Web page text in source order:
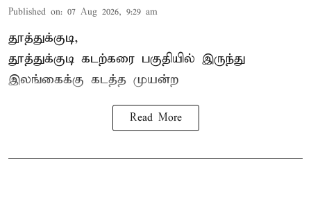
Published on: 07 Aug 2026, 9:29 am
தூத்துக்குடி,
தூத்துக்குடி கடற்கரை பகுதியில் இருந்து
இலங்கைக்கு கடத்த முயன்ற
Read More